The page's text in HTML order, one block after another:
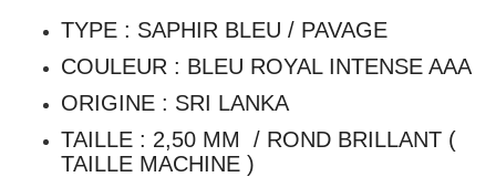
TYPE : SAPHIR BLEU / PAVAGE
COULEUR : BLEU ROYAL INTENSE AAA
ORIGINE : SRI LANKA
TAILLE : 2,50 MM / ROND BRILLANT (
TAILLE MACHINE )